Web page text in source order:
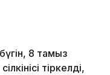
8 тамыз
тіркелді,